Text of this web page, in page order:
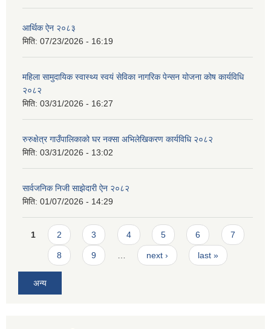
आर्थिक ऐन २०८३
मिति: 07/23/2026 - 16:19
महिला सामुदायिक स्वास्थ्य स्वयं सेविका नागरिक पेन्सन योजना कोष कार्यविधि
२०८२
मिति: 03/31/2026 - 16:27
रुरुक्षेत्र गाउँपालिकाको घर नक्सा अभिलेखिकरण कार्यविधि २०८२
मिति: 03/31/2026 - 13:02
सार्वजनिक निजी साझेदारी ऐन २०८२
मिति: 01/07/2026 - 14:29
Pages
1 2 3 4 5 6 7
8 9 next › last »
अन्य